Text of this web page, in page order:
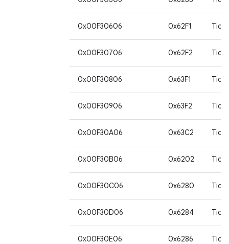
0x00F30606 0x62F1
0x00F30706 0x62F2
0x00F30806 0x63F1
0x00F30906 0x63F2
0x00F30A06 0x63C2
0x00F30B06 0x6202
0x00F30C06 0x6280
0x00F30D06 0x6284
0x00F30E06 0x6286